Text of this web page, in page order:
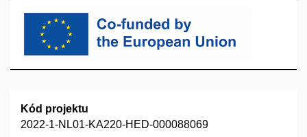
Kód projektu
2022-1-NL01-KA220-HED-000088069